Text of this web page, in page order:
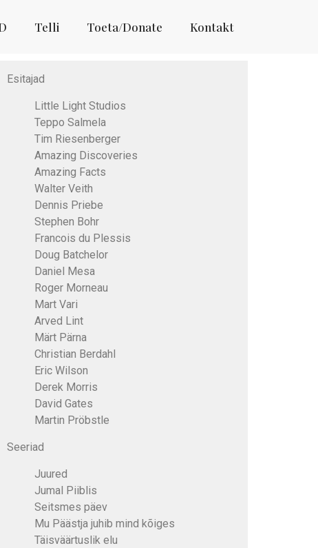
Telli Toeta/Donate Kontakt
Esitajad
Little Light Studios
Teppo Salmela
Tim Riesenberger
Amazing Discoveries
Amazing Facts
Walter Veith
Dennis Priebe
Stephen Bohr
Francois du Plessis
Doug Batchelor
Daniel Mesa
Roger Morneau
Mart Vari
Arved Lint
Märt Pärna
Christian Berdahl
Eric Wilson
Derek Morris
David Gates
Martin Pröbstle
Seeriad
Juured
Jumal Piiblis
Seitsmes päev
Mu Päästja juhib mind kõiges
Täisväärtuslik elu